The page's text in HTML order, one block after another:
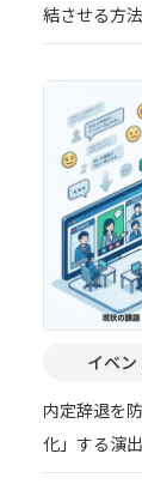
結させる方法
イベ
内定辞退を
化」する演